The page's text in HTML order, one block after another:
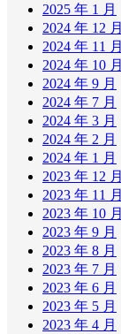
2025 年 1 月
2024 年 12 月
2024 年 11 月
2024 年 10 月
2024 年 9 月
2024 年 7 月
2024 年 3 月
2024 年 2 月
2024 年 1 月
2023 年 12 月
2023 年 11 月
2023 年 10 月
2023 年 9 月
2023 年 8 月
2023 年 7 月
2023 年 6 月
2023 年 5 月
2023 年 4 月